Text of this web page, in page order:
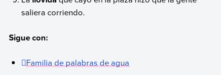
saliera corriendo.
Sigue con:
Familia de palabras de agua